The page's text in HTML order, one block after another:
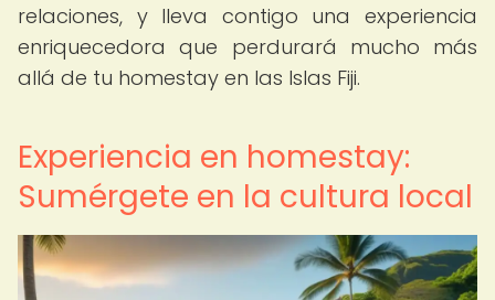
relaciones, y lleva contigo una experiencia
enriquecedora que perdurará mucho más
allá de tu homestay en las Islas Fiji.
Experiencia en homestay:
Sumérgete en la cultura local